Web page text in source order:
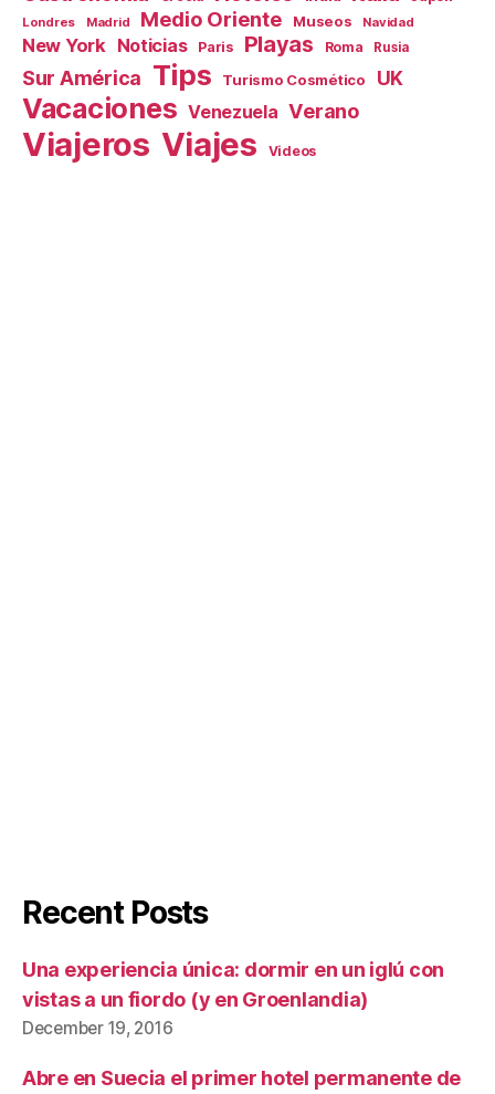
Londres Madrid Medio Oriente Museos Navidad
New York Noticias Paris Playas Roma Rusia
Sur América Tips Turismo Cosmético UK
Vacaciones Venezuela Verano
Viajeros Viajes Videos
Recent Posts
Una experiencia única: dormir en un iglú con
vistas a un fiordo (y en Groenlandia)
December 19, 2016
Abre en Suecia el primer hotel permanente de